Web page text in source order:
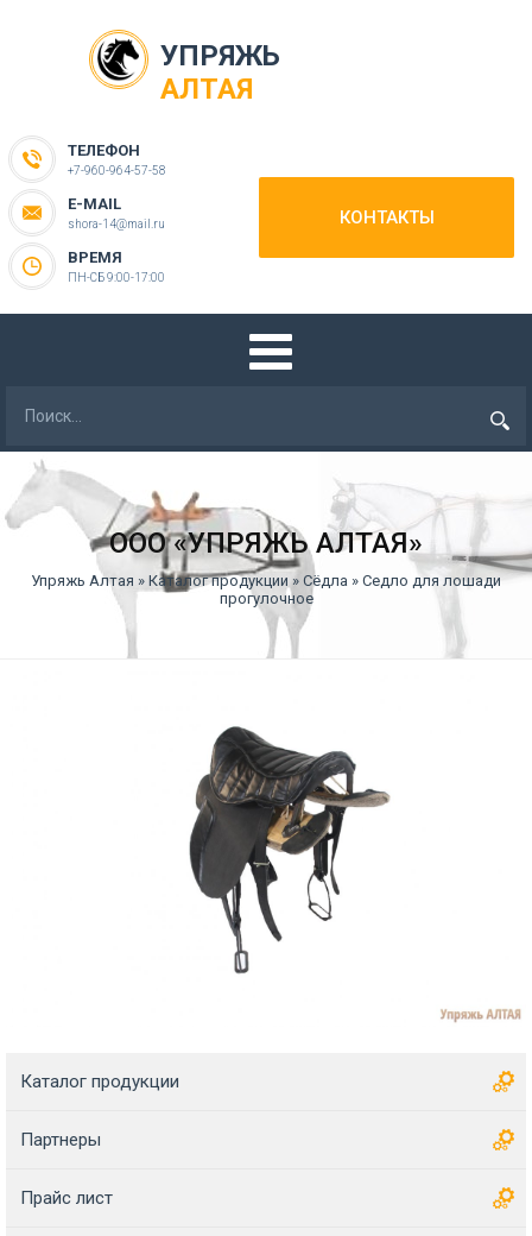
УПРЯЖЬ
АЛТАЯ
ТЕЛЕФОН
+7-960-964-57-58
E-MAIL
shora-14@mail.ru
ВРЕМЯ
ПН-СБ 9:00-17:00
КОНТАКТЫ
ООО «УПРЯЖЬ АЛТАЯ»
Упряжь Алтая » Каталог продукции » Сёдла » Седло для лошади
прогулочное
Каталог продукции
Партнеры
Прайс лист